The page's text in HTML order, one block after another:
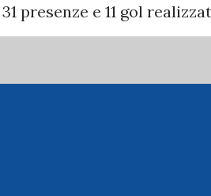
presenze e 11 gol